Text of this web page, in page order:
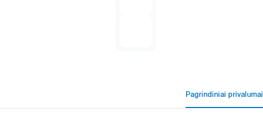
Pagrindiniai privalumai